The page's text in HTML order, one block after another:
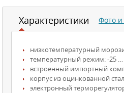
Характеристики
низкотемпературный
температурный режим: -25 …
встроенный импортный
корпус из оцинкованной
электронный
Фото и